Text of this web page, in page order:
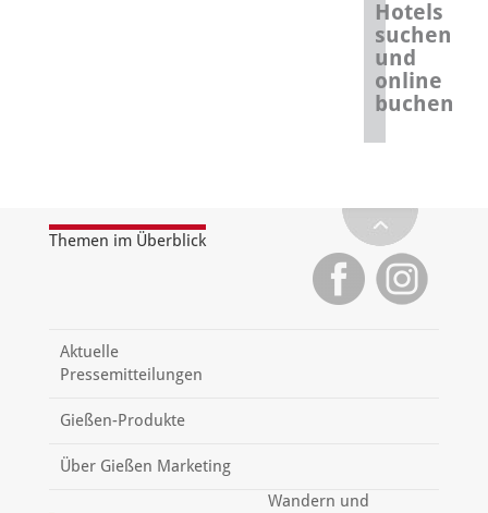
Hotels
suchen
und
online
buchen
Themen im Überblick
Aktuelle
Pressemitteilungen
Gießen-Produkte
Über Gießen Marketing
Wandern und